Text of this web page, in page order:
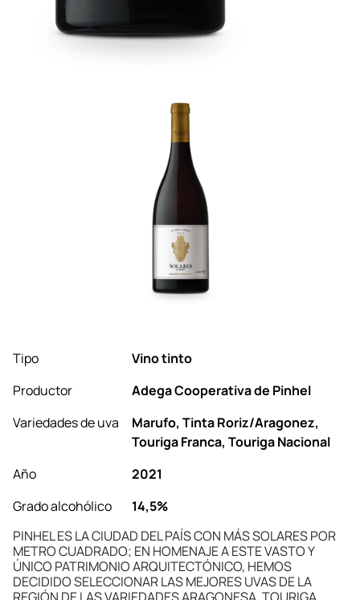
Tipo
Vino tinto
Productor
Adega Cooperativa de Pinhel
Variedades de uva
Marufo, Tinta Roriz/Aragonez,
Touriga Franca, Touriga Nacional
Año
2021
Grado alcohólico
14,5%
PINHEL ES LA CIUDAD DEL PAÍS CON MÁS SOLARES POR
METRO CUADRADO; EN HOMENAJE A ESTE VASTO Y
ÚNICO PATRIMONIO ARQUITECTÓNICO, HEMOS
DECIDIDO SELECCIONAR LAS MEJORES UVAS DE LA